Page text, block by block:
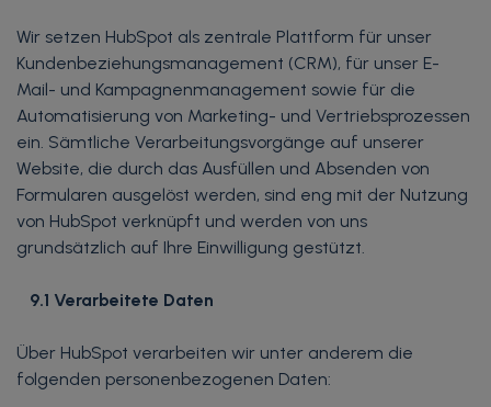
Wir setzen HubSpot als zentrale Plattform für unser
Kundenbeziehungsmanagement (CRM), für unser E-
Mail- und Kampagnenmanagement sowie für die
Automatisierung von Marketing- und Vertriebsprozessen
ein. Sämtliche Verarbeitungsvorgänge auf unserer
Website, die durch das Ausfüllen und Absenden von
Formularen ausgelöst werden, sind eng mit der Nutzung
von HubSpot verknüpft und werden von uns
grundsätzlich auf Ihre Einwilligung gestützt.
9.1 Verarbeitete Daten
Über HubSpot verarbeiten wir unter anderem die
folgenden personenbezogenen Daten: